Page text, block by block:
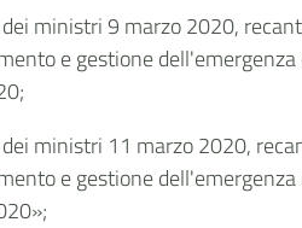
ministri 9 marzo 2020,
e gestione
ministri 11 marzo 2020,
e gestione